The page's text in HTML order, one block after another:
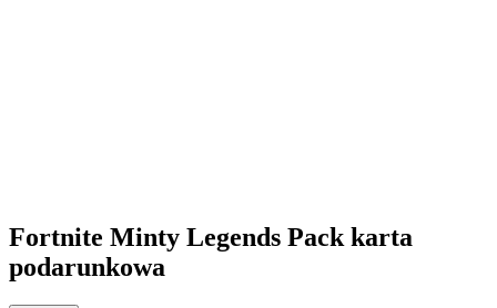
Fortnite Minty Legends Pack karta
podarunkowa